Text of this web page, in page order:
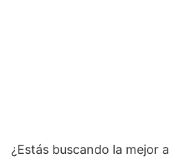
¿Estás buscando la mejor